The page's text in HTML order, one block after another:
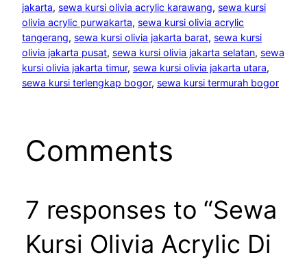
jakarta, sewa kursi olivia acrylic karawang, sewa kursi
olivia acrylic purwakarta, sewa kursi olivia acrylic
tangerang, sewa kursi olivia jakarta barat, sewa kursi
olivia jakarta pusat, sewa kursi olivia jakarta selatan, sewa
kursi olivia jakarta timur, sewa kursi olivia jakarta utara
sewa kursi terlengkap bogor, sewa kursi termurah bogor
Comments
7 responses to “Sewa
Kursi Olivia Acrylic Di